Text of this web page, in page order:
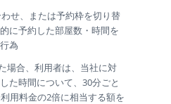
せ、または予約枠を切り替
に予約した部屋数・時間を
為
合、利用者は、当社に対
た時間について、30分ごと
用料金の2倍に相当する額を